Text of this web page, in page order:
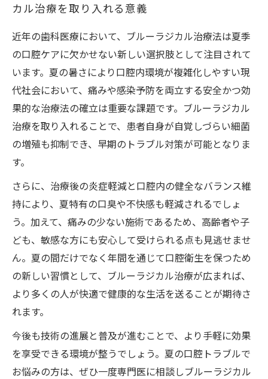
カル治療を取り入れる意義
近年の歯科医療において、ブルーラジカル治療法は夏季
の口腔ケアに欠かせない新しい選択肢として注目されて
います。夏の暑さにより口腔内環境が複雑化しやすい現
代社会において、痛みや感染予防を両立する安全かつ効
果的な治療法の確立は重要な課題です。ブルーラジカル
治療を取り入れることで、患者自身が自覚しづらい細菌
の増殖も抑制でき、早期のトラブル対策が可能となりま
す。
さらに、治療後の炎症軽減と口腔内の健全なバランス維
持により、夏特有の口臭や不快感も軽減されるでしょ
う。加えて、痛みの少ない施術であるため、高齢者や子
ども、敏感な方にも安心して受けられる点も見逃せませ
ん。夏の間だけでなく年間を通じて口腔衛生を保つため
の新しい習慣として、ブルーラジカル治療が広まれば、
より多くの人が快適で健康的な生活を送ることが期待さ
れます。
今後も技術の進展と普及が進むことで、より手軽に効果
を享受できる環境が整うでしょう。夏の口腔トラブルで
お悩みの方は、ぜひ一度専門医に相談しブルーラジカル